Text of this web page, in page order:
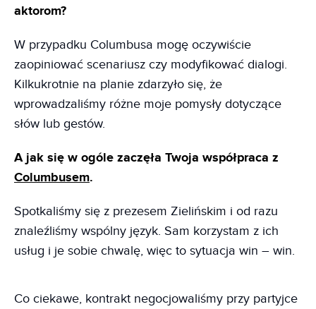
aktorom?
W przypadku Columbusa mogę oczywiście
zaopiniować scenariusz czy modyfikować dialogi.
Kilkukrotnie na planie zdarzyło się, że
wprowadzaliśmy różne moje pomysły dotyczące
słów lub gestów.
A jak się w ogóle zaczęła Twoja współpraca z
Columbusem.
Spotkaliśmy się z prezesem Zielińskim i od razu
znaleźliśmy wspólny język. Sam korzystam z ich
usług i je sobie chwalę, więc to sytuacja win – win.
Co ciekawe, kontrakt negocjowaliśmy przy partyjce